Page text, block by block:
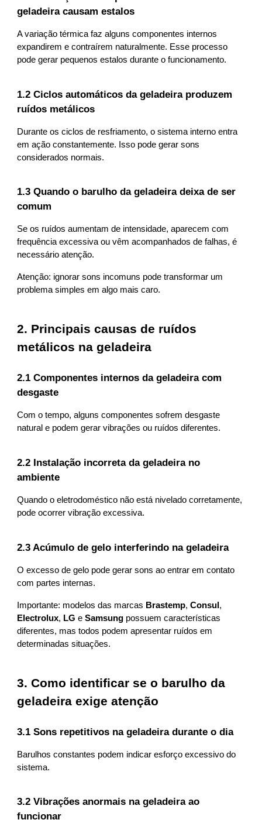
geladeira causam estalos
A variação térmica faz alguns componentes internos
expandirem e contraírem naturalmente. Esse processo
pode gerar pequenos estalos durante o funcionamento.
1.2 Ciclos automáticos da geladeira produzem
ruídos metálicos
Durante os ciclos de resfriamento, o sistema interno entra
em ação constantemente. Isso pode gerar sons
considerados normais.
1.3 Quando o barulho da geladeira deixa de ser
comum
Se os ruídos aumentam de intensidade, aparecem com
frequência excessiva ou vêm acompanhados de falhas, é
necessário atenção.
Atenção: ignorar sons incomuns pode transformar um
problema simples em algo mais caro.
2. Principais causas de ruídos
metálicos na geladeira
2.1 Componentes internos da geladeira com
desgaste
Com o tempo, alguns componentes sofrem desgaste
natural e podem gerar vibrações ou ruídos diferentes.
2.2 Instalação incorreta da geladeira no
ambiente
Quando o eletrodoméstico não está nivelado corretamente,
pode ocorrer vibração excessiva.
2.3 Acúmulo de gelo interferindo na geladeira
O excesso de gelo pode gerar sons ao entrar em contato
com partes internas.
Importante: modelos das marcas Brastemp,Consul,
Electrolux, LG eSamsung possuem características
diferentes, mas todos podem apresentar ruídos em
determinadas situações.
3. Como identificar se o barulho da
geladeira exige atenção
3.1 Sons repetitivos na geladeira durante o dia
Barulhos constantes podem indicar esforço excessivo do
sistema.
3.2 Vibrações anormais na geladeira ao
funcionar